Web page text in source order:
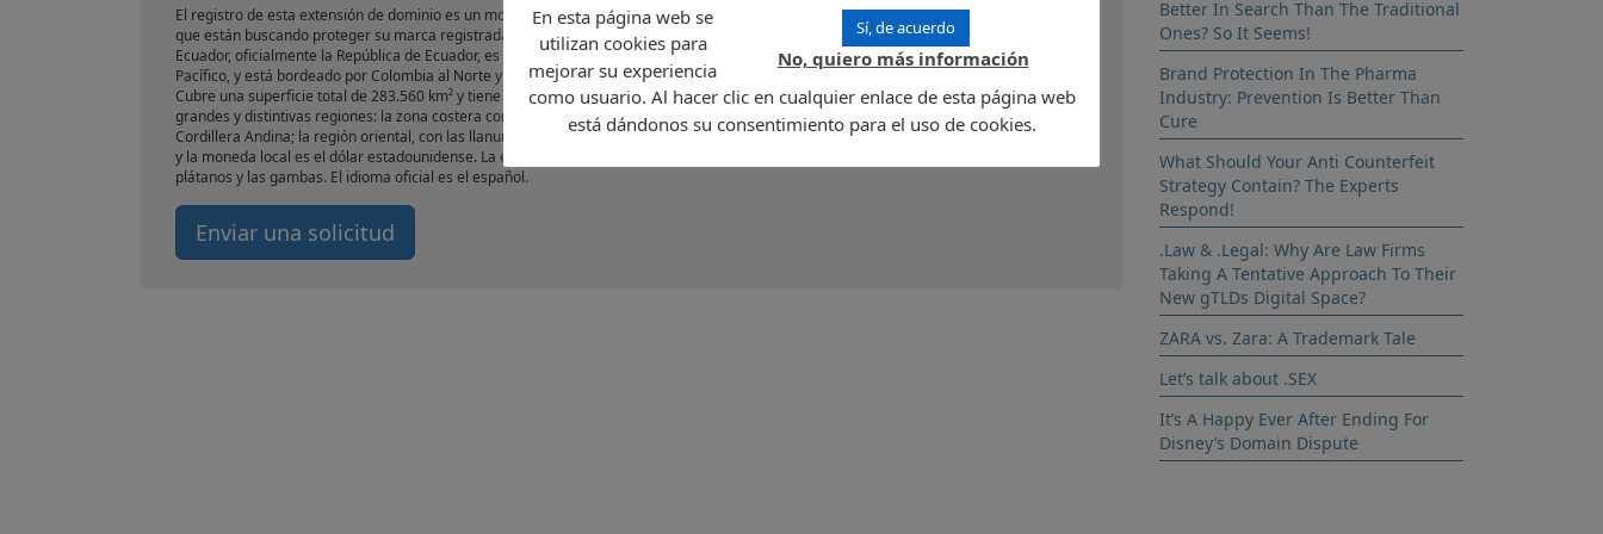
El registro de esta extensión de dominio es un movimiento estratégico recomendado para aquellas empresas con intereses en Ecuador, o
que están buscando proteger su marca registrada en el país.
Ecuador, oficialmente la República de Ecuador, es una república presidencial en América del Sur. El país limita al Oeste con el Océano
Pacífico, y está bordeado por Colombia al Norte y Perú al Este y al Sur.
Cubre una superficie total de 283.560 km² y tiene una población de 15.444.637 habitantes. El paisaje de Ecuador es muy variada. Hay 4
grandes y distintivas regiones: la zona costera con cadenas montañosas cubiertas de bosques; la Sierra, a través del cual se extiende la
Cordillera Andina; la región oriental, con las llanuras del Amazonas y la selva espesa; y las Islas Galápagos volcánicas. La capital es Quito
y la moneda local es el dólar estadounidense. La economía del país se basa en las reservas de minerales y petróleo, la exportación de
plátanos y las gambas. El idioma oficial es el español.
Enviar una solicitud
Better In Search Than The Traditional
Ones? So It Seems!
Brand Protection In The Pharma
Industry: Prevention Is Better Than
Cure
What Should Your Anti Counterfeit
Strategy Contain? The Experts
Respond!
.Law & .Legal: Why Are Law Firms
Taking A Tentative Approach To Their
New gTLDs Digital Space?
ZARA vs. Zara: A Trademark Tale
Let’s talk about .SEX
It’s A Happy Ever After Ending For
Disney’s Domain Dispute
Sí, de acuerdo
No, quiero más información
En esta página web se
utilizan cookies para
mejorar su experiencia
como usuario. Al hacer clic en cualquier enlace de esta página web
está dándonos su consentimiento para el uso de cookies.